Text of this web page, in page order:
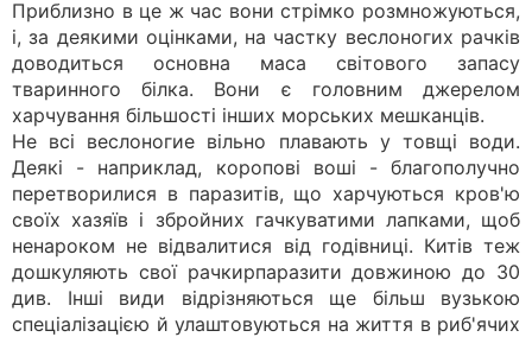
Приблизно в це ж час вони стрімко розмножуються,
і, за деякими оцінками, на частку веслоногих рачків
доводиться основна маса світового запасу
тваринного білка. Вони є головним джерелом
харчування більшості інших морських мешканців.
Не всі веслоногие вільно плавають у товщі води.
Деякі - наприклад, коропові воші - благополучно
перетворилися в паразитів, що харчуються кров'ю
своїх хазяїв і збройних гачкуватими лапками, щоб
ненароком не відвалитися від годівниці. Китів теж
дошкуляють свої рачкирпаразити довжиною до 30
див. Інші види відрізняються ще більш вузькою
спеціалізацією й улаштовуються на життя в риб'ячих